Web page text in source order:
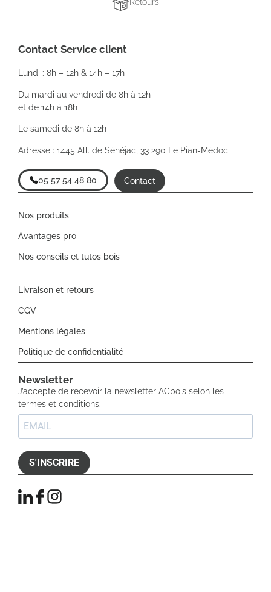
Retours
Contact Service client
Lundi : 8h – 12h & 14h – 17h
Du mardi au vendredi de 8h à 12h
et de 14h à 18h
Le samedi de 8h à 12h
Adresse : 1445 All. de Sénéjac, 33 290 Le Pian-Médoc
05 57 54 48 80 Contact
Nos produits
Avantages pro
Nos conseils et tutos bois
Livraison et retours
CGV
Mentions légales
Politique de confidentialité
Newsletter​
J’accepte de recevoir la newsletter ACbois selon les
termes et conditions.
S'INSCRIRE